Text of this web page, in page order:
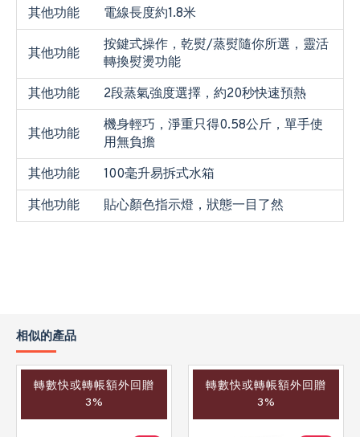
其他功能
電線長度約1.8米
其他功能
按鍵式操作，乾熨/蒸熨隨你所選，靈活
轉換熨燙功能
其他功能
2段蒸氣強度選擇，約20秒快速預熱
其他功能
機身輕巧，淨重只得0.58公斤，單手使
用無負擔
其他功能
100毫升易拆式水箱
其他功能
貼心顏色指示燈，狀態一目了然
相似的產品
轉數快或轉帳額外回贈
3%
轉數快或轉帳額外回贈
3%